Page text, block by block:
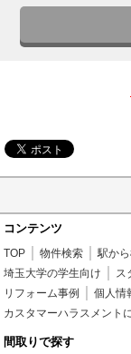
コンテンツ
TOP 物件検索 駅か
埼玉大学の学生向け
ス
リフォーム事例
個人情
カスタマーハラスメント
間取りで探す